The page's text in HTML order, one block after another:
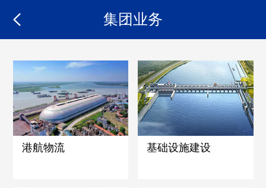
集团业务
港航物流 基础设施建设